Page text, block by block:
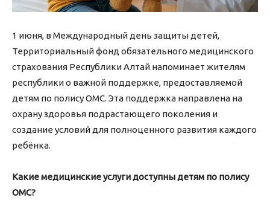
1 июня, в Международный день защиты детей,
Территориальный фонд обязательного медицинского
страхования Республики Алтай напоминает жителям
республики о важной поддержке, предоставляемой
детям по полису ОМС. Эта поддержка направлена на
охрану здоровья подрастающего поколения и
создание условий для полноценного развития каждого
ребёнка.
Какие медицинские услуги доступны детям по полису
ОМС?